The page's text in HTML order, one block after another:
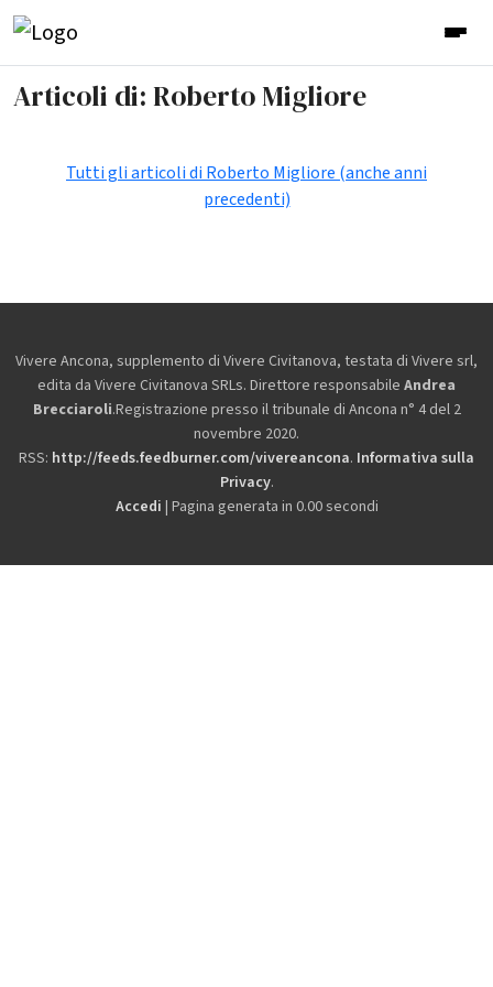
Articoli di: Roberto Migliore
Tutti gli articoli di Roberto Migliore (anche anni
precedenti)
Vivere Ancona, supplemento di Vivere Civitanova, testata di Vivere srl,
edita da Vivere Civitanova SRLs. Direttore responsabile Andrea
Brecciaroli.Registrazione presso il tribunale di Ancona n° 4 del 2
novembre 2020.
RSS: http://feeds.feedburner.com/vivereancona. Informativa sulla
Privacy.
Accedi | Pagina generata in 0.00 secondi